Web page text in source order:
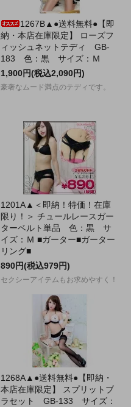
1267B▲●送料無料●【即
納・本店在庫限定】 ローズフ
ィッシュネットテディ GB-
183 色：黒 サイズ：Ｍ
1,900円(税込2,090円)
豪奢なムード満点のテディです。
1201A▲＜即納！特価！在庫
限り！＞ チュールレースガー
ターベルト単品 色：黒 サ
イズ：Ｍ ■ガーター■ガーター
リング■
890円(税込979円)
セクシーアイテムもお求めやすく！
1268A▲●送料無料●【即納・
本店在庫限定】 スプリットブ
ラセット GB-133 サイズ：